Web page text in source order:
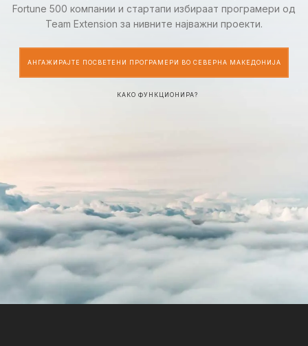
Fortune 500 компании и стартапи избираат програмери од
Team Extension за нивните најважни проекти.
АНГАЖИРАЈТЕ ПОСВЕТЕНИ ПРОГРАМЕРИ ВО СЕВЕРНА МАКЕДОНИЈА
КАКО ФУНКЦИОНИРА?